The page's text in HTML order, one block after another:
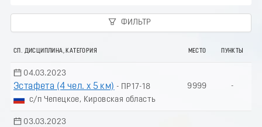
ФИЛЬТР
СП. ДИСЦИПЛИНА, КАТЕГОРИЯ МЕСТО ПУНКТЫ
04.03.2023
Эстафета (4 чел. х 5 км) - ПР17-18
с/п Чепецкое, Кировская область
9999 -
03.03.2023